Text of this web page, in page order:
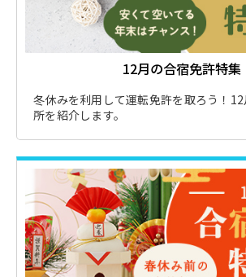
12月の合宿免許特集
冬休みを利用して運転免許を取ろう！
所を紹介します。